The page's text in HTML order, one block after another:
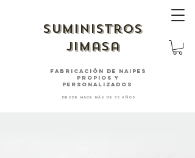
suministros
jimasa
fabricación de naipes
PROPIOS Y
PERSONALIZADOS
desde hace más de 30 años